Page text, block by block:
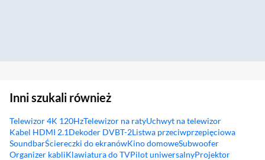
Inni szukali również
Telewizor 4K 120HzTelewizor na ratyUchwyt na telewizor
Kabel HDMI 2.1Dekoder DVBT-2Listwa przeciwprzepięciowa
SoundbarŚciereczki do ekranówKino domoweSubwoofer
Organizer kabliKlawiatura do TVPilot uniwersalnyProjektor